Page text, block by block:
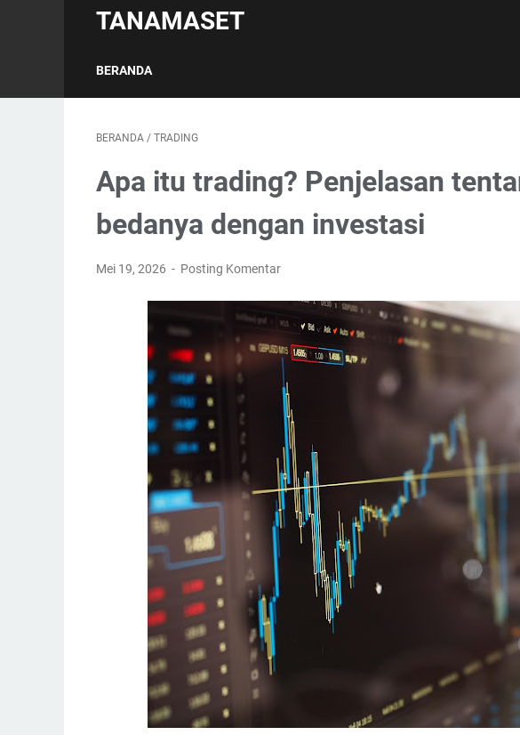
TANAMASET
BERANDA
BERANDA / TRADING
Apa itu trading? Penjelasan
bedanya dengan investasi
Mei 19, 2026 Posting Komentar